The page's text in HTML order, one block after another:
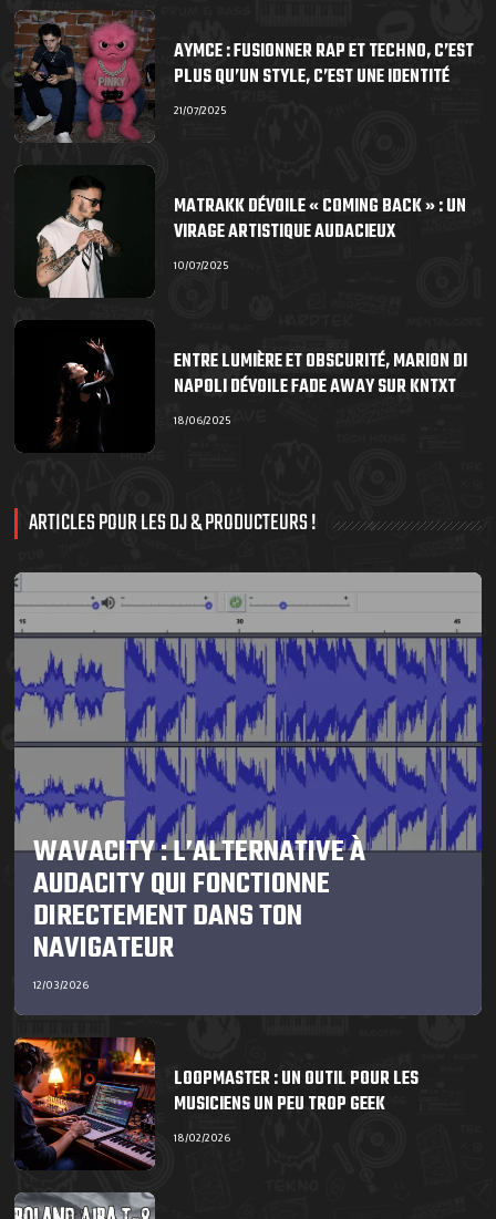
AYMCE : FUSIONNER RAP ET TECHNO, C’EST
PLUS QU’UN STYLE, C’EST UNE IDENTITÉ
21/07/2025
MATRAKK DÉVOILE « COMING BACK » : UN
VIRAGE ARTISTIQUE AUDACIEUX
10/07/2025
ENTRE LUMIÈRE ET OBSCURITÉ, MARION DI
NAPOLI DÉVOILE FADE AWAY SUR KNTXT
18/06/2025
ARTICLES POUR LES DJ & PRODUCTEURS !
WAVACITY : L’ALTERNATIVE À
AUDACITY QUI FONCTIONNE
DIRECTEMENT DANS TON
NAVIGATEUR
12/03/2026
LOOPMASTER : UN OUTIL POUR LES
MUSICIENS UN PEU TROP GEEK
18/02/2026